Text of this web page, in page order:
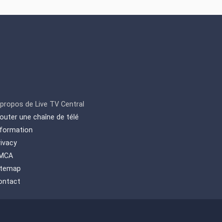
de Live TV Central
une chaîne de télé